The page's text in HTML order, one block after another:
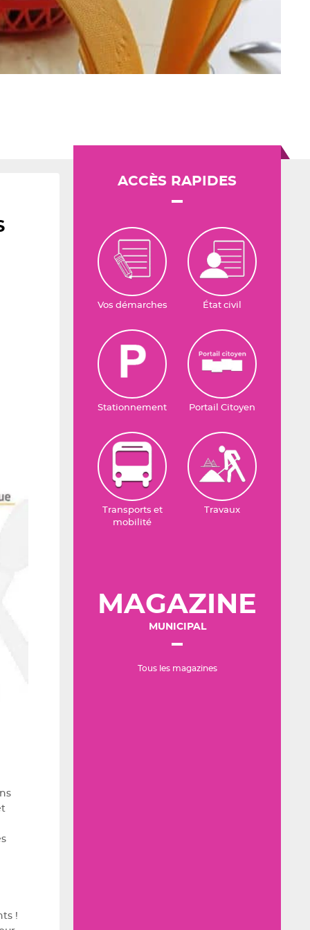
!
ACCÈS RAPIDES
Vos démarches État civil
Stationnement Portail Citoyen
Transports et
mobilité
Travaux
MAGAZINE
MUNICIPAL
Tous les magazines